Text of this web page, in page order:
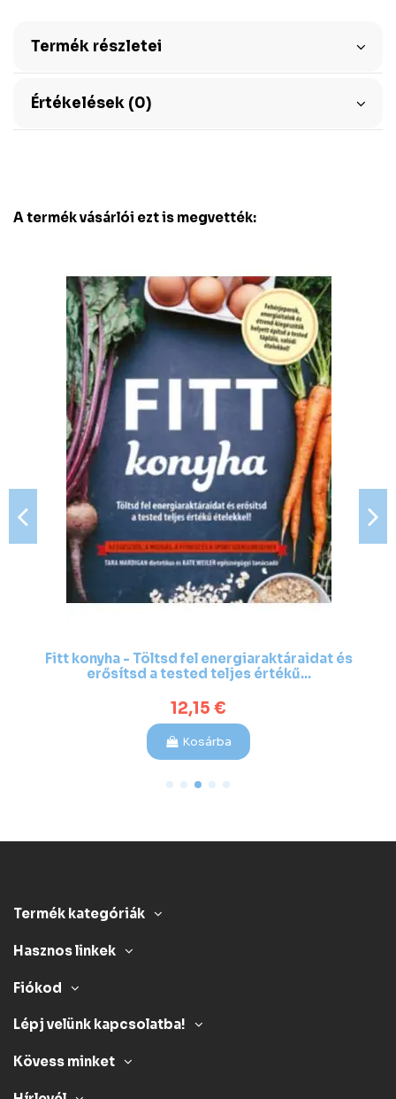
Termék részletei
Értékelések (0)
A termék vásárlói ezt is megvették:
Fitt konyha - Töltsd fel energiaraktáraidat és
erősítsd a tested teljes értékű...
12,15 €
Kosárba
Termék kategóriák
Hasznos linkek
Fiókod
Lépj velünk kapcsolatba!
Kövess minket